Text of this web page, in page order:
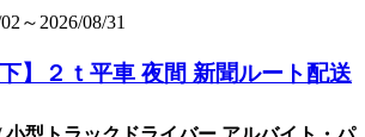
～2026/08/31
下】２ｔ平車 夜間 新聞ルート配送